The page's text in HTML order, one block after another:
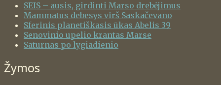
SEIS – ausis, girdinti Marso drebėjimus
Mammatus debesys virš Saskačevano
Sferinis planetiškasis ūkas Abelis 39
Senovinio upelio krantas Marse
Saturnas po lygiadienio
Žymos